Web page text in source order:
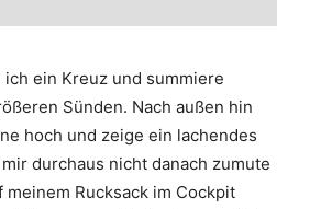
ich ein Kreuz und summiere
Sünden. Nach außen hin
hoch und zeige ein lachendes
durchaus nicht danach zumute
meinem Rucksack im Cockpit